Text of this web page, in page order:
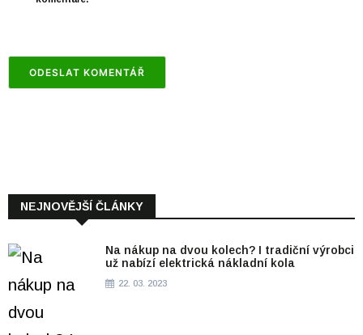
NEJNOVĚJŠÍ ČLÁNKY
Na nákup na dvou kolech? I tradiční výrobci
už nabízí elektrická nákladní kola
22. 03. 2023